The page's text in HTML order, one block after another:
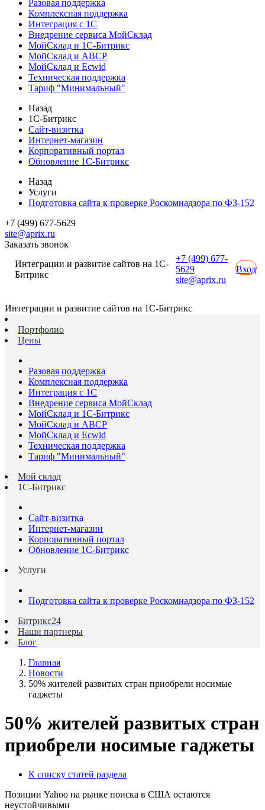
Разовая поддержка
Комплексная поддержка
Интеграция с 1С
Внедрение сервиса МойСклад
МойСклад и 1С-Битрикс
МойСклад и ABCP
МойСклад и Ecwid
Техническая поддержка
Тариф "Минимальный"
Назад
1С-Битрикс
Сайт-визитка
Интернет-магазин
Корпоративный портал
Обновление 1С-Битрикс
Назад
Услуги
Подготовка сайта к проверке Роскомнадзора по ФЗ-152
+7 (499) 677-5629
site@aprix.ru
Заказать звонок
Интеграции и развитие сайтов на 1С-
Битрикс
+7 (499) 677-
5629
site@aprix.ru
Вход
Интеграции и развитие сайтов на 1С-Битрикс
Портфолио
Цены
Разовая поддержка
Комплексная поддержка
Интеграция с 1С
Внедрение сервиса МойСклад
МойСклад и 1С-Битрикс
МойСклад и ABCP
МойСклад и Ecwid
Техническая поддержка
Тариф "Минимальный"
Мой склад
1С-Битрикс
Сайт-визитка
Интернет-магазин
Корпоративный портал
Обновление 1С-Битрикс
Услуги
Подготовка сайта к проверке Роскомнадзора по ФЗ-152
Битрикс24
Наши партнеры
Блог
Главная
Новости
50% жителей развитых стран приобрели носимые
гаджеты
50% жителей развитых стран
приобрели носимые гаджеты
К списку статей раздела
Позиции Yahoo на рынке поиска в США остаются
неустойчивыми